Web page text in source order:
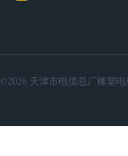
©2026 天津市电缆总厂橡塑电